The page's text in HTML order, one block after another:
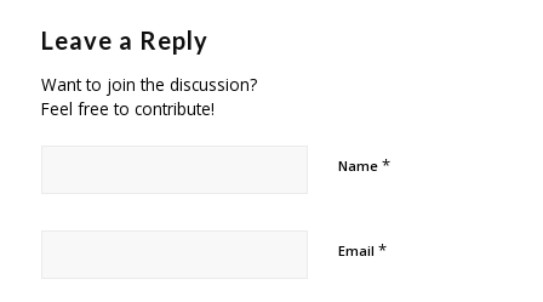
Leave a Reply
Want to join the discussion?
Feel free to contribute!
Name *
Email *